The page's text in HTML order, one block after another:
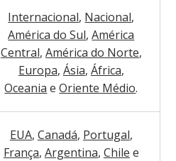
Internacional, Nacional,
América do Sul, América
Central, América do Norte,
Europa, Ásia, África,
Oceania e Oriente Médio.
EUA, Canadá, Portugal,
França, Argentina, Chile e